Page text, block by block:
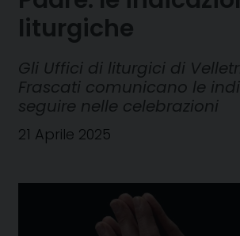
liturgiche
Gli Uffici di liturgici di
Frascati comunicano le
seguire nelle celebrazioni
21 Aprile 2025